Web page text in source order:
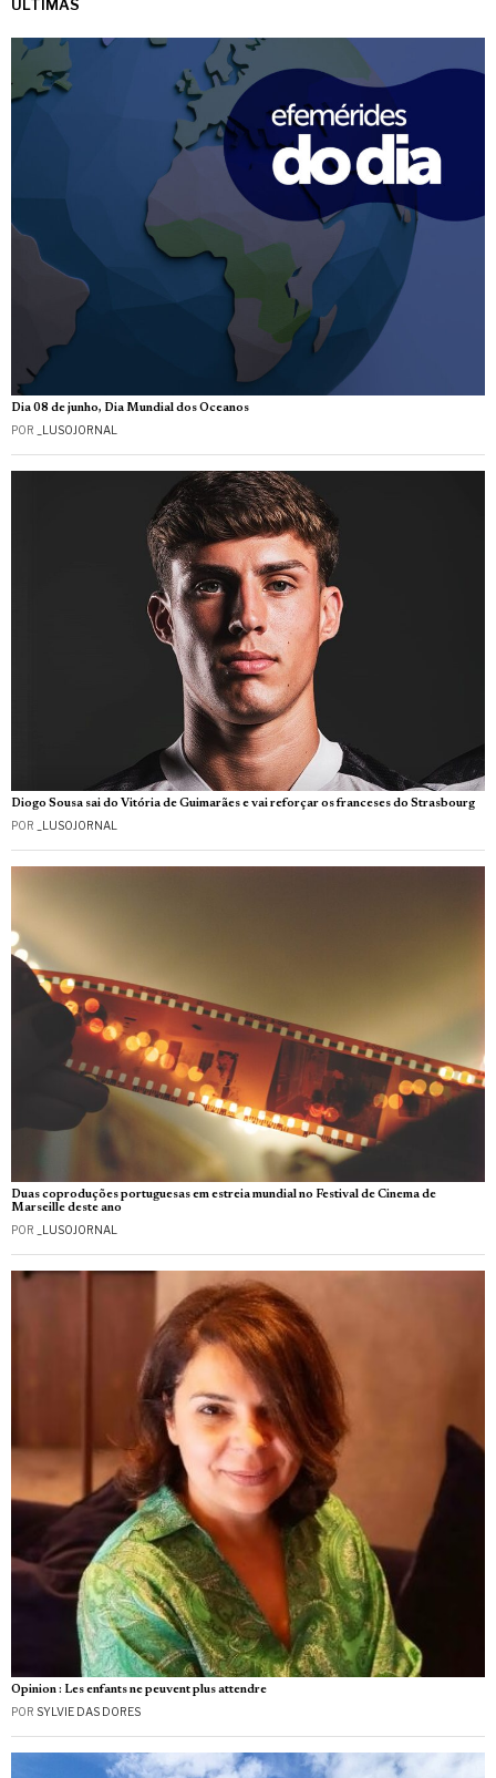
ÚLTIMAS
Dia 08 de junho, Dia Mundial dos Oceanos
POR _LUSOJORNAL
Diogo Sousa sai do Vitória de Guimarães e vai reforçar os franceses do Strasbourg
POR _LUSOJORNAL
Duas coproduções portuguesas em estreia mundial no Festival de Cinema de
Marseille deste ano
POR _LUSOJORNAL
Opinion : Les enfants ne peuvent plus attendre
POR SYLVIE DAS DORES